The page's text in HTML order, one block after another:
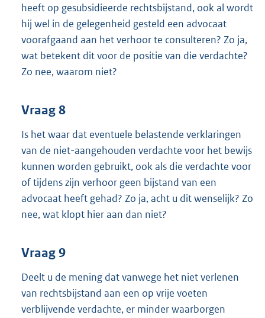
heeft op gesubsidieerde rechtsbijstand, ook al wordt
hij wel in de gelegenheid gesteld een advocaat
voorafgaand aan het verhoor te consulteren? Zo ja,
wat betekent dit voor de positie van die verdachte?
Zo nee, waarom niet?
Vraag 8
Is het waar dat eventuele belastende verklaringen
van de niet-aangehouden verdachte voor het bewijs
kunnen worden gebruikt, ook als die verdachte voor
of tijdens zijn verhoor geen bijstand van een
advocaat heeft gehad? Zo ja, acht u dit wenselijk? Zo
nee, wat klopt hier aan dan niet?
Vraag 9
Deelt u de mening dat vanwege het niet verlenen
van rechtsbijstand aan een op vrije voeten
verblijvende verdachte, er minder waarborgen